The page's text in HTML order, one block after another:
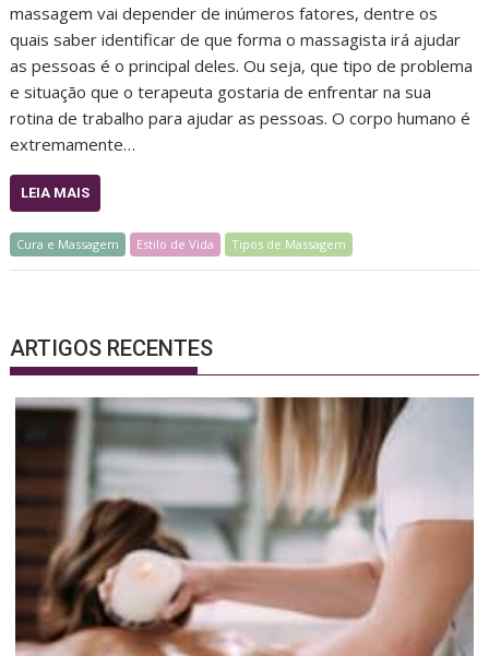
massagem vai depender de inúmeros fatores, dentre os
quais saber identificar de que forma o massagista irá ajudar
as pessoas é o principal deles. Ou seja, que tipo de problema
e situação que o terapeuta gostaria de enfrentar na sua
rotina de trabalho para ajudar as pessoas. O corpo humano é
extremamente…
LEIA MAIS
Cura e Massagem Estilo de Vida Tipos de Massagem
ARTIGOS RECENTES